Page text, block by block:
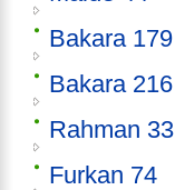
Bakara 179
Bakara 216
Rahman 33
Furkan 74